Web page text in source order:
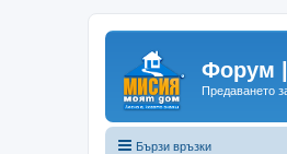
Форум
Предаването
Бързи връзки